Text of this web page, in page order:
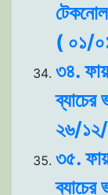
( ০১/
৩৪.
ব্যাচের
২৬/
৩৫.
ব্যাচের